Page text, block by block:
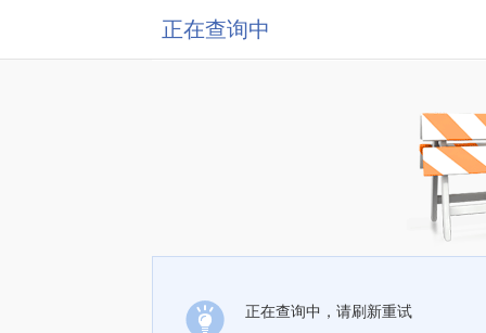
正在查询中
正在查询中，请刷新重试